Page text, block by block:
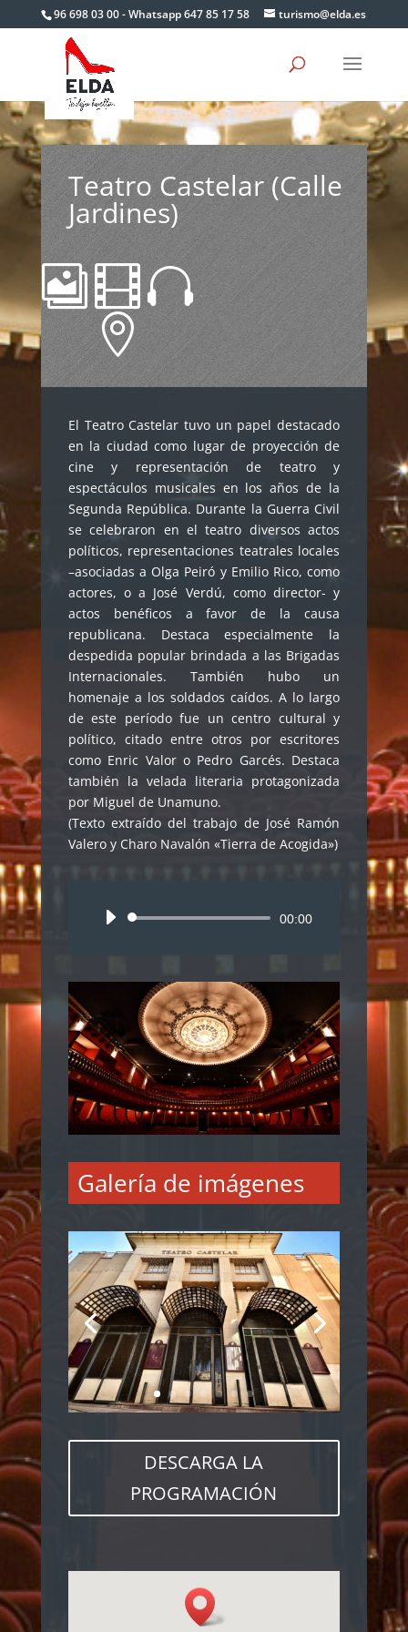
96 698 03 00 - Whatsapp 647 85 17 58 turismo@elda.es
Teatro Castelar (Calle
Jardines)
  

El Teatro Castelar tuvo un papel destacado
en la ciudad como lugar de proyección de
cine y representación de teatro y
espectáculos musicales en los años de la
Segunda República. Durante la Guerra Civil
se celebraron en el teatro diversos actos
políticos, representaciones teatrales locales
–asociadas a Olga Peiró y Emilio Rico, como
actores, o a José Verdú, como director- y
actos benéficos a favor de la causa
republicana. Destaca especialmente la
despedida popular brindada a las Brigadas
Internacionales. También hubo un
homenaje a los soldados caídos. A lo largo
de este período fue un centro cultural y
político, citado entre otros por escritores
como Enric Valor o Pedro Garcés. Destaca
también la velada literaria protagonizada
por Miguel de Unamuno.
(Texto extraído del trabajo de José Ramón
Valero y Charo Navalón «Tierra de Acogida»)
Reproductor
00:00
Galería de imágenes
DESCARGA LA
PROGRAMACIÓN